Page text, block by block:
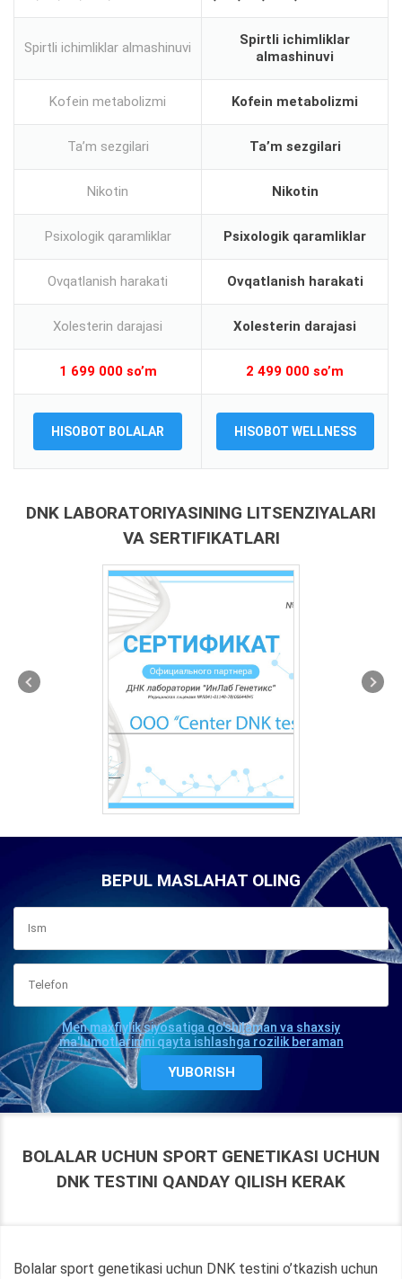
Spirtli ichimliklar almashinuvi
Spirtli ichimliklar
almashinuvi
Kofein metabolizmi Kofein metabolizmi
Ta’m sezgilari Ta’m sezgilari
Nikotin Nikotin
Psixologik qaramliklar Psixologik qaramliklar
Ovqatlanish harakati Ovqatlanish harakati
Xolesterin darajasi Xolesterin darajasi
1 699 000 so’m 2 499 000 so’m
HISOBOT BOLALAR HISOBOT WELLNESS
DNK LABORATORIYASINING LITSENZIYALARI
VA SERTIFIKATLARI
BEPUL MASLAHAT OLING
Men maxfiylik siyosatiga qo'shilaman va shaxsiy
ma'lumotlarimni qayta ishlashga rozilik beraman
BOLALAR UCHUN SPORT GENETIKASI UCHUN
DNK TESTINI QANDAY QILISH KERAK
Bolalar sport genetikasi uchun DNK testini o’tkazish uchun